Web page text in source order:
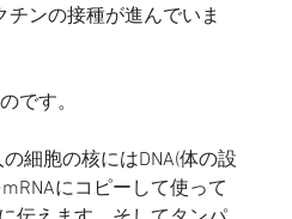
チンの接種が進んでいま
です。
細胞の核にはDNA(体の設
にコピーして使って